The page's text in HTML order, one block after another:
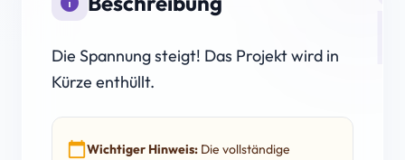
Die Spannung steigt! Das Projekt wird in
Kürze enthüllt.
calendar_todayWichtiger Hinweis: Die vollständige